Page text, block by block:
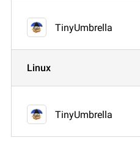
TinyUmbrella
Linux
TinyUmbrella